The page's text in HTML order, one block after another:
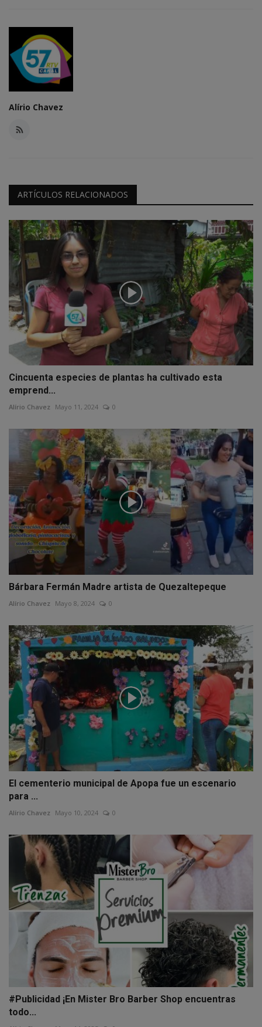
Alírio Chavez
ARTÍCULOS RELACIONADOS
Cincuenta especies de plantas ha cultivado esta
emprend...
Alírio Chavez Mayo 11, 2024 0
Bárbara Fermán Madre artista de Quezaltepeque
Alírio Chavez Mayo 8, 2024 0
El cementerio municipal de Apopa fue un escenario
para ...
Alírio Chavez Mayo 10, 2024 0
#Publicidad ¡En Mister Bro Barber Shop encuentras
todo...